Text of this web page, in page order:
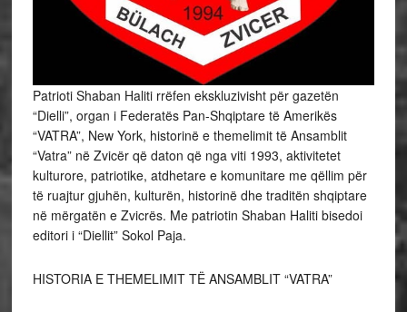
Patrioti Shaban Haliti rrëfen ekskluzivisht për gazetën
“Dielli”, organ i Federatës Pan-Shqiptare të Amerikës
“VATRA”, New York, historinë e themelimit të Ansamblit
“Vatra” në Zvicër që daton që nga viti 1993, aktivitetet
kulturore, patriotike, atdhetare e komunitare me qëllim për
të ruajtur gjuhën, kulturën, historinë dhe traditën shqiptare
në mërgatën e Zvicrës. Me patriotin Shaban Haliti bisedoi
editori i “Diellit” Sokol Paja.
HISTORIA E THEMELIMIT TË ANSAMBLIT “VATRA”